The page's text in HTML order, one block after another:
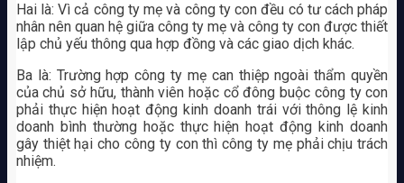
Hai là: Vì cả công ty mẹ và công ty con đều có tư cách pháp
nhân nên quan hệ giữa công ty mẹ và công ty con được thiết
lập chủ yếu thông qua hợp đồng và các giao dịch khác.
Ba là: Trường hợp công ty mẹ can thiệp ngoài thẩm quyền
của chủ sở hữu, thành viên hoặc cổ đông buộc công ty con
phải thực hiện hoạt động kinh doanh trái với thông lệ kinh
doanh bình thường hoặc thực hiện hoạt động kinh doanh
gây thiệt hại cho công ty con thì công ty mẹ phải chịu trách
nhiệm.